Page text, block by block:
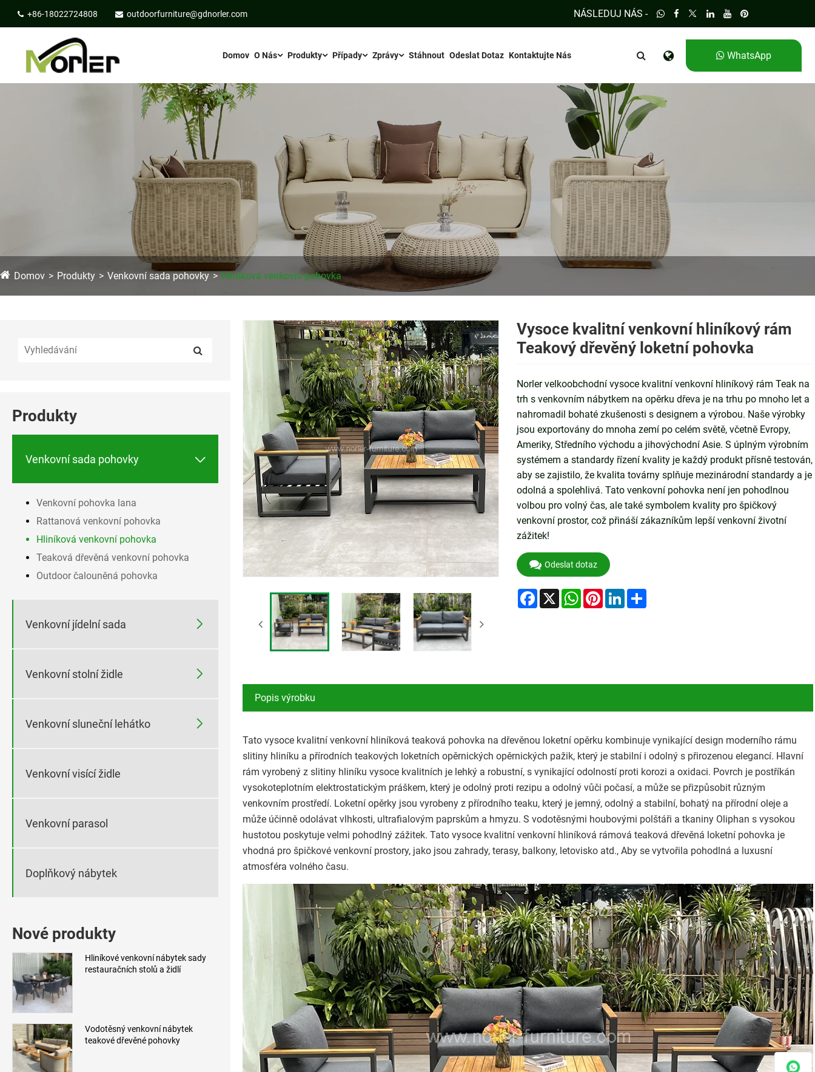
+86-18022724808 outdoorfurniture@gdnorler.com NÁSLEDUJ NÁS -
Domov O Nás Produkty Případy Zprávy Stáhnout Odeslat Dotaz Kontaktujte Nás WhatsApp
Domov Produkty Venkovní sada pohovky Hliníková venkovní pohovka
Produkty
Venkovní sada pohovky 
Venkovní pohovka lana
Rattanová venkovní pohovka
Hliníková venkovní pohovka
Teaková dřevěná venkovní pohovka
Outdoor čalouněná pohovka
Venkovní jídelní sada 
Venkovní stolní židle 
Venkovní sluneční lehátko 
Venkovní visící židle
Venkovní parasol
Doplňkový nábytek
Nové produkty
Hliníkové venkovní nábytek sady
restauračních stolů a židlí
Vodotěsný venkovní nábytek
teakové dřevěné pohovky
Vysoce kvalitní venkovní hliníkový rám
Teakový dřevěný loketní pohovka
Norler velkoobchodní vysoce kvalitní venkovní hliníkový rám Teak na
trh s venkovním nábytkem na opěrku dřeva je na trhu po mnoho let a
nahromadil bohaté zkušenosti s designem a výrobou. Naše výrobky
jsou exportovány do mnoha zemí po celém světě, včetně Evropy,
Ameriky, Středního východu a jihovýchodní Asie. S úplným výrobním
systémem a standardy řízení kvality je každý produkt přísně testován,
aby se zajistilo, že kvalita továrny splňuje mezinárodní standardy a je
odolná a spolehlivá. Tato venkovní pohovka není jen pohodlnou
volbou pro volný čas, ale také symbolem kvality pro špičkový
venkovní prostor, což přináší zákazníkům lepší venkovní životní
zážitek!
Odeslat dotaz
Facebook
X WhatsApp
PinterestLinkedInShare
Popis výrobku
Tato vysoce kvalitní venkovní hliníková teaková pohovka na dřevěnou loketní opěrku kombinuje vynikající design moderního rámu
slitiny hliníku a přírodních teakových loketních opěrnických opěrnických pažik, který je stabilní i odolný s přirozenou elegancí. Hlavní
rám vyrobený z slitiny hliníku vysoce kvalitních je lehký a robustní, s vynikající odolností proti korozi a oxidaci. Povrch je postříkán
vysokoteplotním elektrostatickým práškem, který je odolný proti rezipu a odolný vůči počasí, a může se přizpůsobit různým
venkovním prostředí. Loketní opěrky jsou vyrobeny z přírodního teaku, který je jemný, odolný a stabilní, bohatý na přírodní oleje a
může účinně odolávat vlhkosti, ultrafialovým paprskům a hmyzu. S vodotěsnými houbovými polštáři a tkaniny Oliphan s vysokou
hustotou poskytuje velmi pohodlný zážitek. Tato vysoce kvalitní venkovní hliníková rámová teaková dřevěná loketní pohovka je
vhodná pro špičkové venkovní prostory, jako jsou zahrady, terasy, balkony, letovisko atd., Aby se vytvořila pohodlná a luxusní
atmosféra volného času.